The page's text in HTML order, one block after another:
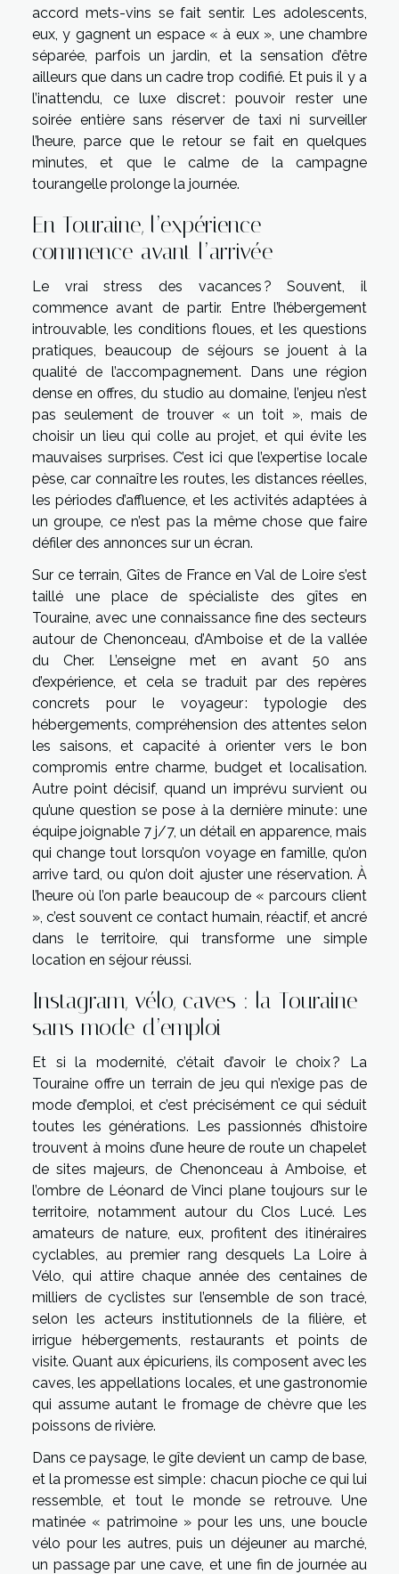
accord mets-vins se fait sentir. Les adolescents,
eux, y gagnent un espace « à eux », une chambre
séparée, parfois un jardin, et la sensation d’être
ailleurs que dans un cadre trop codifié. Et puis il y a
l’inattendu, ce luxe discret : pouvoir rester une
soirée entière sans réserver de taxi ni surveiller
l’heure, parce que le retour se fait en quelques
minutes, et que le calme de la campagne
tourangelle prolonge la journée.
En Touraine, l’expérience
commence avant l’arrivée
Le vrai stress des vacances ? Souvent, il
commence avant de partir. Entre l’hébergement
introuvable, les conditions floues, et les questions
pratiques, beaucoup de séjours se jouent à la
qualité de l’accompagnement. Dans une région
dense en offres, du studio au domaine, l’enjeu n’est
pas seulement de trouver « un toit », mais de
choisir un lieu qui colle au projet, et qui évite les
mauvaises surprises. C’est ici que l’expertise locale
pèse, car connaître les routes, les distances réelles,
les périodes d’affluence, et les activités adaptées à
un groupe, ce n’est pas la même chose que faire
défiler des annonces sur un écran.
Sur ce terrain, Gîtes de France en Val de Loire s’est
taillé une place de spécialiste des gîtes en
Touraine, avec une connaissance fine des secteurs
autour de Chenonceau, d’Amboise et de la vallée
du Cher. L’enseigne met en avant 50 ans
d’expérience, et cela se traduit par des repères
concrets pour le voyageur : typologie des
hébergements, compréhension des attentes selon
les saisons, et capacité à orienter vers le bon
compromis entre charme, budget et localisation.
Autre point décisif, quand un imprévu survient ou
qu’une question se pose à la dernière minute : une
équipe joignable 7 j/7, un détail en apparence, mais
qui change tout lorsqu’on voyage en famille, qu’on
arrive tard, ou qu’on doit ajuster une réservation. À
l’heure où l’on parle beaucoup de « parcours client
», c’est souvent ce contact humain, réactif, et ancré
dans le territoire, qui transforme une simple
location en séjour réussi.
Instagram, vélo, caves : la Touraine
sans mode d’emploi
Et si la modernité, c’était d’avoir le choix ? La
Touraine offre un terrain de jeu qui n’exige pas de
mode d’emploi, et c’est précisément ce qui séduit
toutes les générations. Les passionnés d’histoire
trouvent à moins d’une heure de route un chapelet
de sites majeurs, de Chenonceau à Amboise, et
l’ombre de Léonard de Vinci plane toujours sur le
territoire, notamment autour du Clos Lucé. Les
amateurs de nature, eux, profitent des itinéraires
cyclables, au premier rang desquels La Loire à
Vélo, qui attire chaque année des centaines de
milliers de cyclistes sur l’ensemble de son tracé,
selon les acteurs institutionnels de la filière, et
irrigue hébergements, restaurants et points de
visite. Quant aux épicuriens, ils composent avec les
caves, les appellations locales, et une gastronomie
qui assume autant le fromage de chèvre que les
poissons de rivière.
Dans ce paysage, le gîte devient un camp de base,
et la promesse est simple : chacun pioche ce qui lui
ressemble, et tout le monde se retrouve. Une
matinée « patrimoine » pour les uns, une boucle
vélo pour les autres, puis un déjeuner au marché,
un passage par une cave, et une fin de journée au